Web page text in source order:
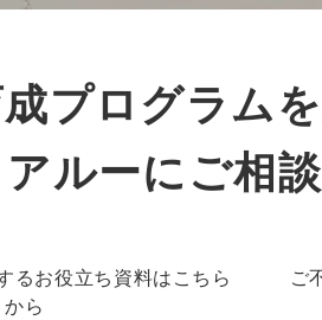
プログラム
アルーにご相
るお役立ち資料はこちら
から
ご